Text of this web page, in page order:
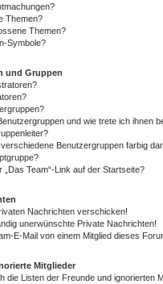
Themen?
Themen?
Symbole?
und Gruppen
und wie trete ich ihnen
Benutzergruppen farbig
„Das Team“-Link auf der Startseite?
Nachrichten verschicken!
unerwünschte Private Nachrichten!
E-Mail von einem Mitglied dieses
Mitglieder
die Listen der Freunde und ignorierten